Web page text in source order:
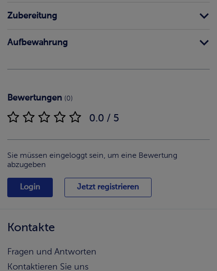
Zubereitung
Aufbewahrung
Bewertungen (0)
0.0 / 5
Sie müssen eingeloggt sein, um eine Bewertung
abzugeben
Login Jetzt registrieren
Kontakte
Fragen und Antworten
Kontaktieren Sie uns